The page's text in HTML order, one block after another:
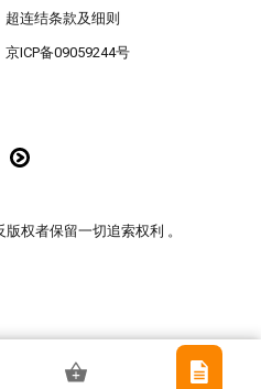
超连结条款及细则
京ICP备09059244号
权者保留一切追索权利 。